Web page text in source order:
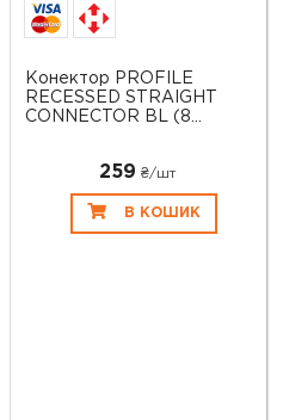
Конектор PROFILE
RECESSED STRAIGHT
CONNECTOR BL (8...
259 ₴/шт
В КОШИК